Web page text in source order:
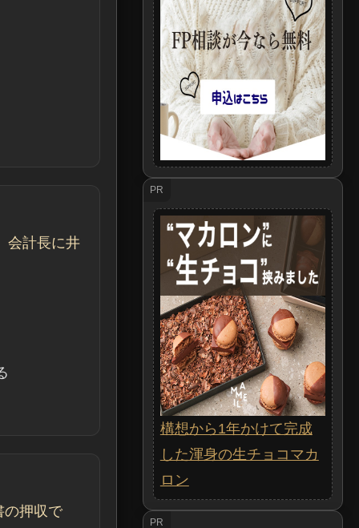
会計長に井
の押収で
PR
構想から1年かけて完成
した渾身の生チョコマカ
ロン
PR